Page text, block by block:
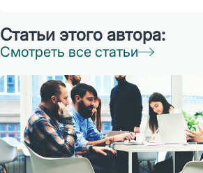
Статьи этого автора:
Смотреть все статьи